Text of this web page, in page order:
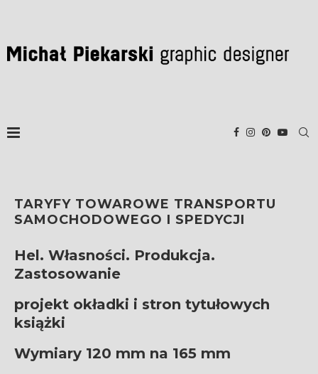
TARYFY TOWAROWE TRANSPORTU
SAMOCHODOWEGO I SPEDYCJI
Hel. Własności. Produkcja.
Zastosowanie
projekt okładki i stron tytułowych
książki
Wymiary 120 mm na 165 mm